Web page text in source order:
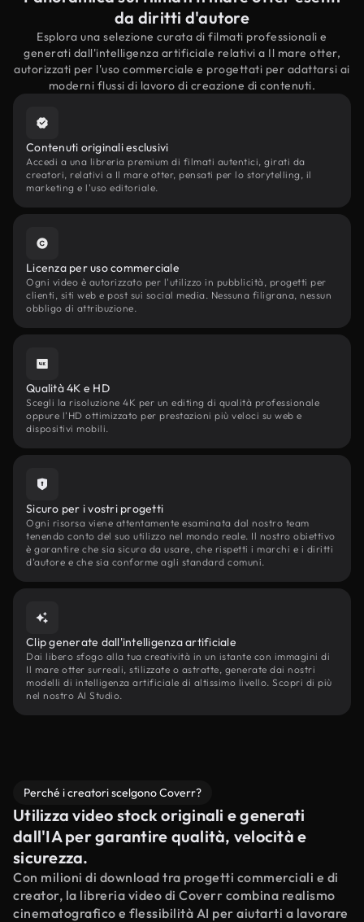
da diritti d'autore
Esplora una selezione curata di filmati professionali e
generati dall'intelligenza artificiale relativi a Il mare otter,
autorizzati per l'uso commerciale e progettati per adattarsi ai
moderni flussi di lavoro di creazione di contenuti.
Contenuti originali esclusivi
Accedi a una libreria premium di filmati autentici, girati da
creatori, relativi a Il mare otter, pensati per lo storytelling, il
marketing e l'uso editoriale.
Licenza per uso commerciale
Ogni video è autorizzato per l'utilizzo in pubblicità, progetti per
clienti, siti web e post sui social media. Nessuna filigrana, nessun
obbligo di attribuzione.
Qualità 4K e HD
Scegli la risoluzione 4K per un editing di qualità professionale
oppure l'HD ottimizzato per prestazioni più veloci su web e
dispositivi mobili.
Sicuro per i vostri progetti
Ogni risorsa viene attentamente esaminata dal nostro team
tenendo conto del suo utilizzo nel mondo reale. Il nostro obiettivo
è garantire che sia sicura da usare, che rispetti i marchi e i diritti
d'autore e che sia conforme agli standard comuni.
Clip generate dall'intelligenza artificiale
Dai libero sfogo alla tua creatività in un istante con immagini di
Il mare otter surreali, stilizzate o astratte, generate dai nostri
modelli di intelligenza artificiale di altissimo livello. Scopri di più
nel nostro AI Studio.
Perché i creatori scelgono Coverr?
Utilizza video stock originali e generati
dall'IA per garantire qualità, velocità e
sicurezza.
Con milioni di download tra progetti commerciali e di
creator, la libreria video di Coverr combina realismo
cinematografico e flessibilità AI per aiutarti a lavorare